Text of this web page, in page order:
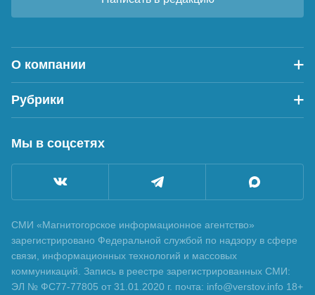
О компании
Рубрики
Мы в соцсетях
СМИ «Магнитогорское информационное агентство»
зарегистрировано Федеральной службой по надзору в сфере
связи, информационных технологий и массовых
коммуникаций. Запись в реестре зарегистрированных СМИ:
ЭЛ № ФС77-77805 от 31.01.2020 г. почта: info@verstov.info 18+